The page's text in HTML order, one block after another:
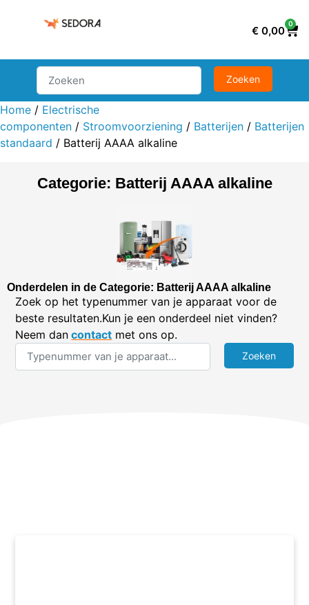
€ 0,00
0
Home / Electrische
componenten / Stroomvoorziening / Batterijen / Batterijen
standaard / Batterij AAAA alkaline
Categorie: Batterij AAAA alkaline
Onderdelen in de Categorie: Batterij AAAA alkaline
Zoek op het typenummer van je apparaat voor de
beste resultaten.Kun je een onderdeel niet vinden?
Neem dan contact met ons op.